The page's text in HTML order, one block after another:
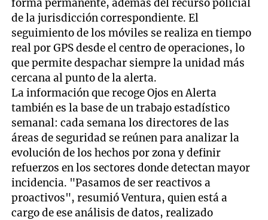
forma permanente, además del recurso policial
de la jurisdicción correspondiente. El
seguimiento de los móviles se realiza en tiempo
real por GPS desde el centro de operaciones, lo
que permite despachar siempre la unidad más
cercana al punto de la alerta.
La información que recoge Ojos en Alerta
también es la base de un trabajo estadístico
semanal: cada semana los directores de las
áreas de seguridad se reúnen para analizar la
evolución de los hechos por zona y definir
refuerzos en los sectores donde detectan mayor
incidencia. "Pasamos de ser reactivos a
proactivos", resumió Ventura, quien está a
cargo de ese análisis de datos, realizado